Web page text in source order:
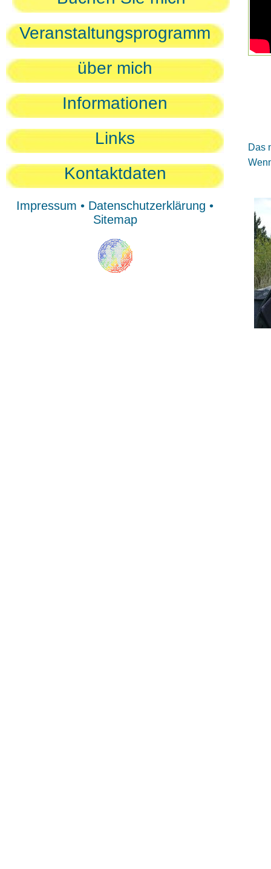
Veranstaltungsprogramm
über mich
Informationen
Links
Kontaktdaten
Impressum • Datenschutzerklärung •
Sitemap
Das